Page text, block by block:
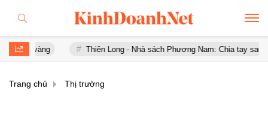
Thiên Long - Nhà sách Phương Nam: Chia tay sau chưa đầy 1
Trang chủ Thị trường